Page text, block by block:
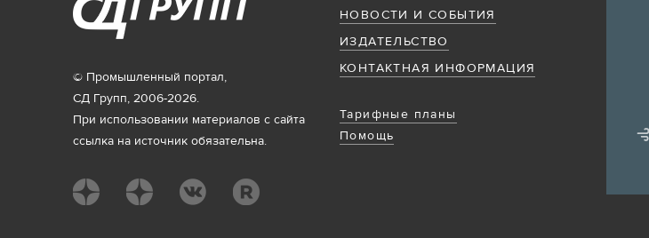
НОВОСТИ И СОБЫТИЯ
ИЗДАТЕЛЬСТВО
КОНТАКТНАЯ ИНФОРМАЦИЯ
Тарифные планы
Помощь
© Промышленный портал,
СД Групп, 2006-2026.
При использовании материалов с сайта
ссылка на источник обязательна.